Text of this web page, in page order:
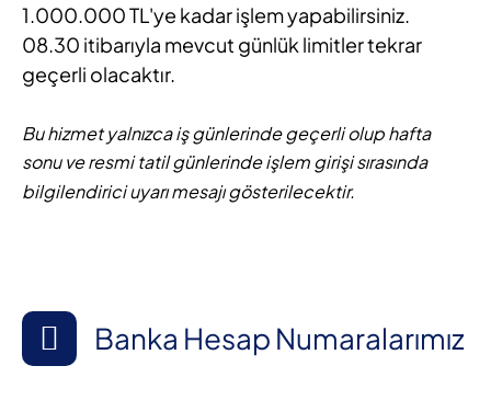
1.000.000 TL'ye kadar işlem yapabilirsiniz.
08.30 itibarıyla mevcut günlük limitler tekrar
geçerli olacaktır.
Bu hizmet yalnızca iş günlerinde geçerli olup hafta
sonu ve resmi tatil günlerinde işlem girişi sırasında
bilgilendirici uyarı mesajı gösterilecektir.
Banka Hesap Numaralarımız